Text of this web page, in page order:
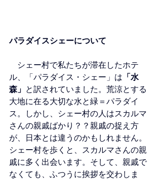
パラダイスシェーについて
シェー村で私たちが滞在したホテ
ル、「パラダイス・シェー」は 「水
森」 と訳されていました。荒涼とする
大地に在る大切な水と緑＝パラダイ
ス。しかし、シェー村の人はスカルマ
さんの親戚ばかり？？親戚の捉え方
が、日本とは違うのかもしれません。
シェー村を歩くと、スカルマさんの親
戚に多く出会います。そして、親戚で
なくても、ふつうに挨拶を交わしま